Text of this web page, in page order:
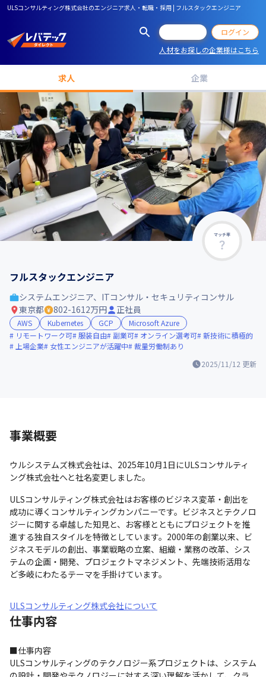
ULSコンサルティング株式会社のエンジニア求人・転職・採用 | フルスタックエンジニア
ログイン
人材をお探しの企業様はこちら
求人 企業
マッチ率
フルスタックエンジニア
2025/11/12 更新
システムエンジニア、ITコンサル・セキュリティコンサル
東京都
802-1612万円 正社員
AWS Kubernetes GCP
Microsoft Azure
リモートワーク可 服装自由 副業可 オンライン選考可 新技術に積極的
上場企業
女性エンジニアが活躍中 裁量労働制あり
事業概要
ウルシステムズ株式会社は、2025年10月1日にULSコンサルティ
ング株式会社へと社名変更しました。
ULSコンサルティング株式会社はお客様のビジネス変革・創出を
成功に導くコンサルティングカンパニーです。ビジネスとテクノロ
ジーに関する卓越した知見と、お客様とともにプロジェクトを推
進する独自スタイルを特徴としています。2000年の創業以来、ビ
ジネスモデルの創出、事業戦略の立案、組織・業務の改革、シス
テムの企画・開発、プロジェクトマネジメント、先端技術活用な
ど多岐にわたるテーマを手掛けています。
ULSコンサルティング株式会社について
仕事内容
■仕事内容
ULSコンサルティングのテクノロジー系プロジェクトは、システム